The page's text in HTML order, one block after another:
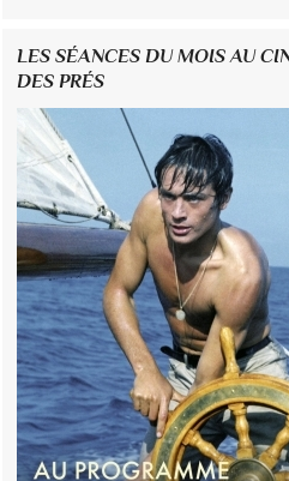
LES SÉANCES DU MOIS AU
DES PRÉS